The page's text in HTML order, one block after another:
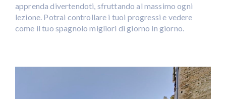
apprenda divertendoti, sfruttando al massimo ogni
lezione. Potrai controllare i tuoi progressi e vedere
come il tuo spagnolo migliori di giorno in giorno.